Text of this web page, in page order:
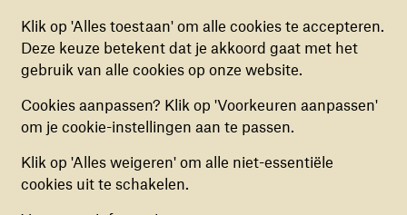
vooral in vluchtelingenkampen, en heeft besloten om
haar hulp op te schalen. Het doel is om meer kinderen
te bereiken en hen toegang te bieden tot onze
mentale ondersteuning, onderwijs en toe te zien op
kinderrechten.
De nood blijft hoog
ANALYTISCHE COOKIES
Deze cookies helpen ons begrijpen hoe
bezoekers de website gebruiken, door
(anoniem) gegevens te verzamelen, om zo
verbeteringen door te voeren. Deze cookies kun
je in- of uitschakelen.
MARKETING COOKIES
Klik op 'Alles toestaan' om alle cookies te accepteren.
Deze keuze betekent dat je akkoord gaat met het
gebruik van alle cookies op onze website.
Cookies aanpassen? Klik op 'Voorkeuren aanpassen'
om je cookie-instellingen aan te passen.
Klik op 'Alles weigeren' om alle niet-essentiële
cookies uit te schakelen.